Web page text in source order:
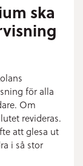
ska
för alla
. Om
revideras.
att glesa ut
i så stor